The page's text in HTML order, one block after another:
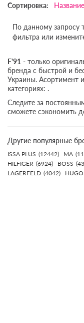
Сортировка: Название
По данному запросу
фильтра или
F'91 - только
бренда с быстрой и
Украины. Асортимент
категориях: .
Следите за
сможете сэкономить
Другие популярные
ISSA PLUS (12442) MA
HILFIGER (6924) BOSS
LAGERFELD (4042) HUGO